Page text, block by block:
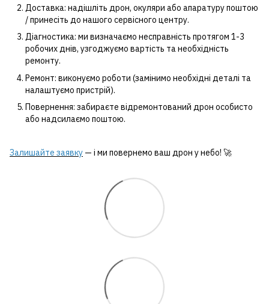
Доставка: надішліть дрон, окуляри або апаратуру поштою
/ принесіть до нашого сервісного центру.
Діагностика: ми визначаємо несправність протягом 1-3
робочих днів, узгоджуємо вартість та необхідність
ремонту.
Ремонт: виконуємо роботи (замінимо необхідні деталі та
налаштуємо пристрій).
Повернення: забираєте відремонтований дрон особисто
або надсилаємо поштою.
Залишайте заявку — і ми повернемо ваш дрон у небо! 🚀